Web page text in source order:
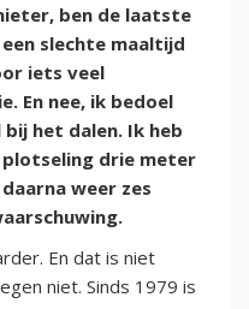
ben de laatste
slechte maaltijd
iets veel
En nee, ik bedoel
het dalen. Ik heb
drie meter
weer zes
En dat is niet
niet. Sinds 1979 is